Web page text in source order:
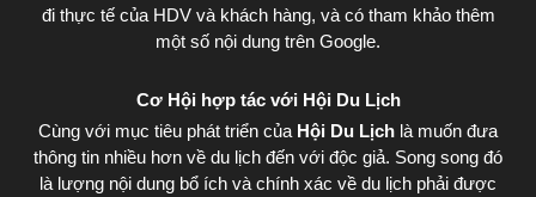
đi thực tế của HDV và khách hàng, và có tham khảo thêm
một số nội dung trên Google.
Cơ Hội hợp tác với Hội Du Lịch
Cùng với mục tiêu phát triển của Hội Du Lịch là muốn đưa
thông tin nhiều hơn về du lịch đến với độc giả. Song song đó
là lượng nội dung bổ ích và chính xác về du lịch phải được